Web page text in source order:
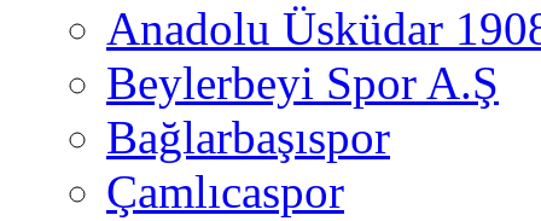
Anadolu Üsküdar
Beylerbeyi Spor A.Ş
Bağlarbaşıspor
Çamlıcaspor